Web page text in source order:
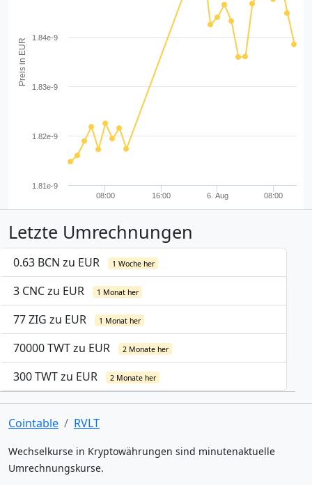
Preis in EUR
08:00 16:00 6. Aug 08:00
1.81e-9
1.82e-9
1.83e-9
1.84e-9
Letzte Umrechnungen
0.63 BCN zu EUR 1 Woche her
3 CNC zu EUR 1 Monat her
77 ZIG zu EUR 1 Monat her
70000 TWT zu EUR 2 Monate her
300 TWT zu EUR 2 Monate her
Cointable RVLT
Wechselkurse in Kryptowährungen sind minutenaktuelle
Umrechnungskurse.